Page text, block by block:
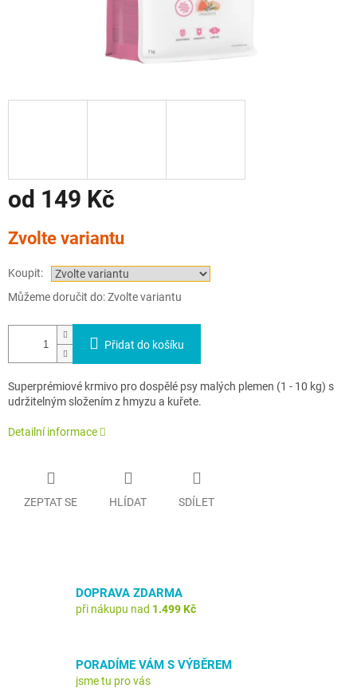
od 149 Kč
cena:
Zvolte variantu
Koupit:
Můžeme doručit do:Zvolte variantu
Přidat do košíku
Superprémiové krmivo pro dospělé psy malých plemen (1 - 10 kg) s
udržitelným složením z hmyzu a kuřete.
Detailní informace
ZEPTAT SE HLÍDAT SDÍLET
DOPRAVA ZDARMA
při nákupu nad 1.499 Kč
PORADÍME VÁM S VÝBĚREM
jsme tu pro vás